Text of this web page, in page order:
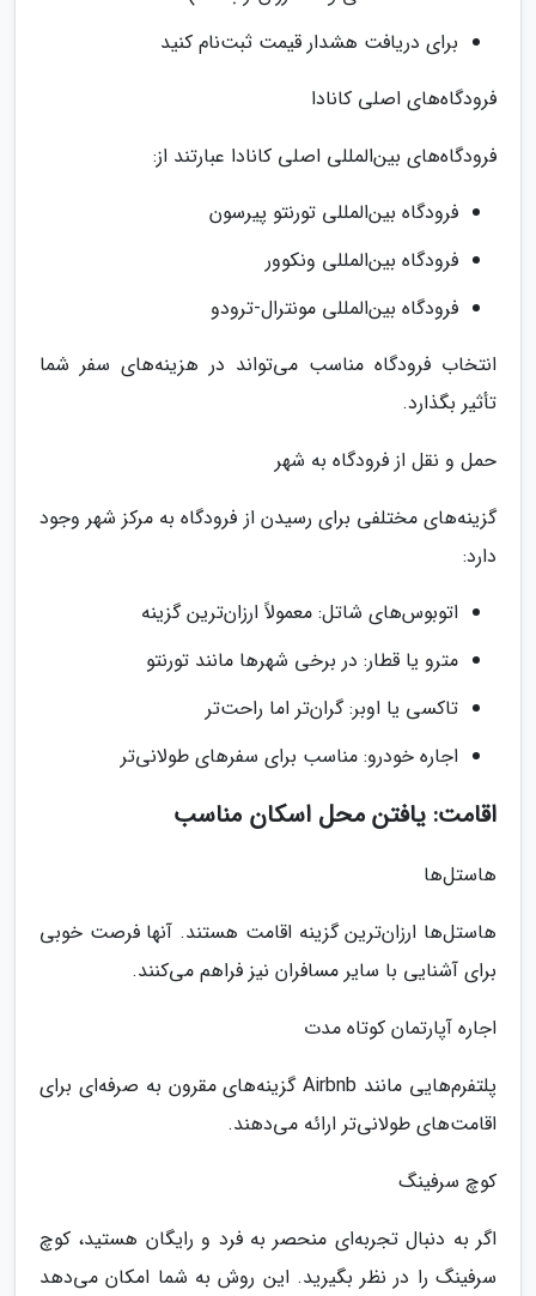
برای دریافت هشدار قیمت ثبت‌نام کنید
فرودگاه‌های اصلی کانادا
فرودگاه‌های بین‌المللی اصلی کانادا عبارتند از:
فرودگاه بین‌المللی تورنتو پیرسون
فرودگاه بین‌المللی ونکوور
فرودگاه بین‌المللی مونترال-ترودو
انتخاب فرودگاه مناسب می‌تواند در هزینه‌های سفر شما
تأثیر بگذارد.
حمل و نقل از فرودگاه به شهر
گزینه‌های مختلفی برای رسیدن از فرودگاه به مرکز شهر وجود
دارد:
اتوبوس‌های شاتل: معمولاً ارزان‌ترین گزینه
مترو یا قطار: در برخی شهرها مانند تورنتو
تاکسی یا اوبر: گران‌تر اما راحت‌تر
اجاره خودرو: مناسب برای سفرهای طولانی‌تر
اقامت: یافتن محل اسکان مناسب
هاستل‌ها
هاستل‌ها ارزان‌ترین گزینه اقامت هستند. آنها فرصت خوبی
برای آشنایی با سایر مسافران نیز فراهم می‌کنند.
اجاره آپارتمان کوتاه مدت
پلتفرم‌هایی مانند Airbnb گزینه‌های مقرون به صرفه‌ای برای
اقامت‌های طولانی‌تر ارائه می‌دهند.
کوچ سرفینگ
اگر به دنبال تجربه‌ای منحصر به فرد و رایگان هستید، کوچ
سرفینگ را در نظر بگیرید. این روش به شما امکان می‌دهد